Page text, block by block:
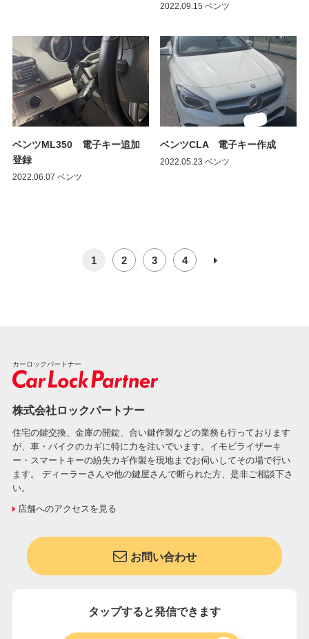
2022.09.15 ベンツ
ベンツML350 電子キー追加
登録
2022.06.07 ベンツ
ベンツCLA 電子キー作成
2022.05.23 ベンツ
1 2 3 4
カーロックパートナー
株式会社ロックパートナー
住宅の鍵交換、金庫の開錠、合い鍵作製などの業務も行っております
が、車・バイクのカギに特に力を注いでいます。イモビライザーキ
ー・スマートキーの紛失カギ作製を現地までお伺いしてその場で行い
ます。 ディーラーさんや他の鍵屋さんで断られた方、是非ご相談下さ
い。
店舗へのアクセスを見る
お問い合わせ
タップすると発信できます